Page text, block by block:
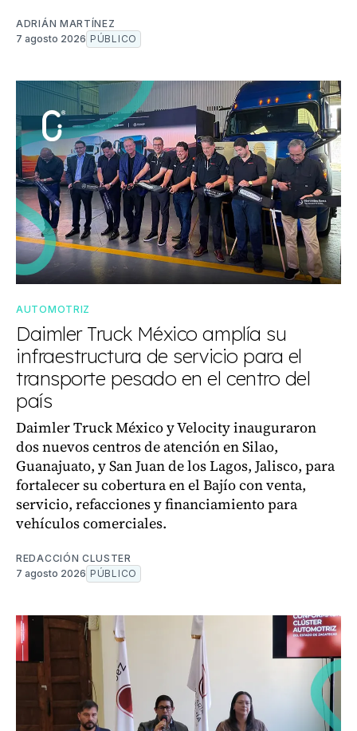
ADRIÁN MARTÍNEZ
7 agosto 2026 PÚBLICO
AUTOMOTRIZ
Daimler Truck México amplía su
infraestructura de servicio para el
transporte pesado en el centro del
país
Daimler Truck México y Velocity inauguraron
dos nuevos centros de atención en Silao,
Guanajuato, y San Juan de los Lagos, Jalisco, para
fortalecer su cobertura en el Bajío con venta,
servicio, refacciones y financiamiento para
vehículos comerciales.
REDACCIÓN CLUSTER
7 agosto 2026 PÚBLICO